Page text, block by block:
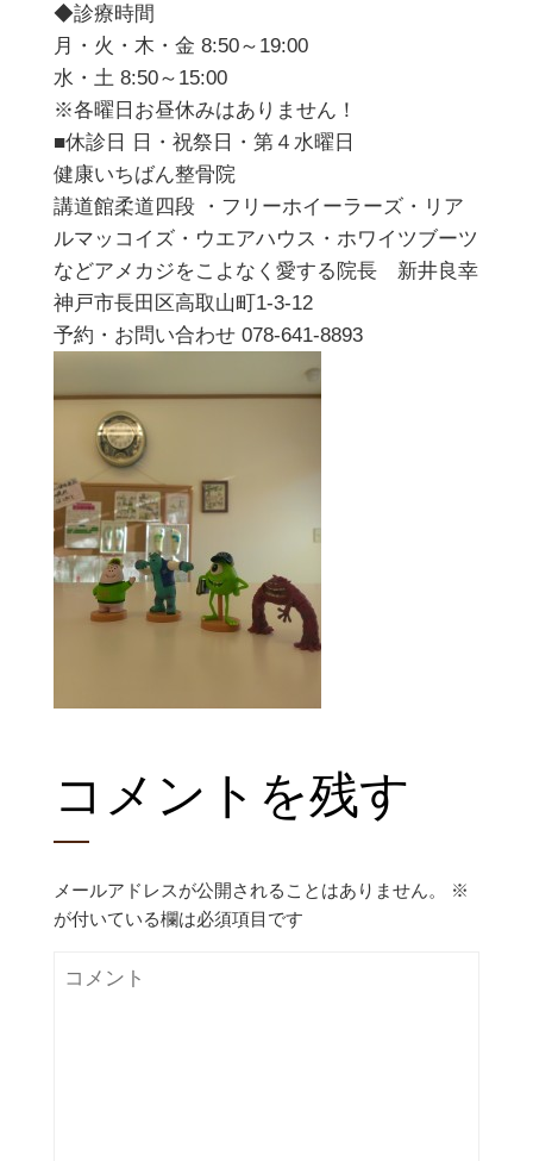
◆診療時間
月・火・木・金 8:50～19:00
水・土 8:50～15:00
※各曜日お昼休みはありません！
■休診日 日・祝祭日・第４水曜日
健康いちばん整骨院
講道館柔道四段 ・フリーホイーラーズ・リア
ルマッコイズ・ウエアハウス・ホワイツブーツ
などアメカジをこよなく愛する院長 新井良幸
神戸市長田区高取山町1-3-12
予約・お問い合わせ 078-641-8893
コメントを残す
メールアドレスが公開されることはありません。
※
が付いている欄は必須項目です